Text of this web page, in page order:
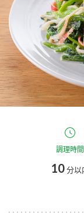
お酢ドリ
みりん風
つゆ
スープ
ブランド・スペ
ブランド・スペ
商品ブランドサ
Fibee（ファイ
くらしプラ酢
お酢ドリンク
企業情報
国内事業概要
企業
ミ
ミツカンを知る
環
調理時間
10分以